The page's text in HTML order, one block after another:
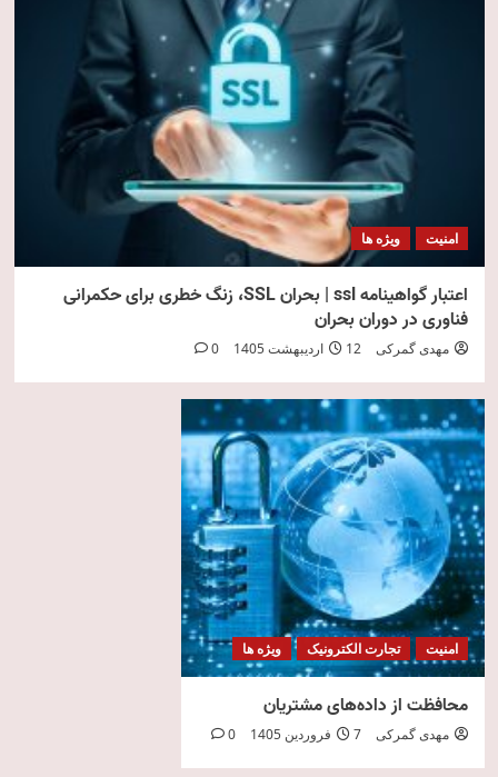
امنیت ویژه ها
اعتبار گواهینامه ssl | بحران SSL، زنگ خطری برای حکمرانی
فناوری در دوران بحران
مهدی گمرکی 12 اردیبهشت 1405 0
امنیت تجارت الکترونیک ویژه ها
محافظت از داده‌های مشتریان
مهدی گمرکی 7 فروردین 1405 0